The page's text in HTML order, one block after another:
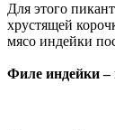
Для этого
хрустящей
мясо индейки
Филе индейки –